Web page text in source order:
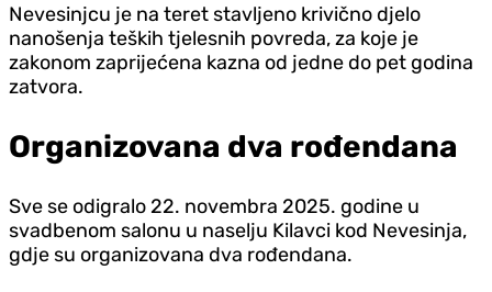
Nevesinjcu je na teret stavljeno krivično djelo
nanošenja teških tjelesnih povreda, za koje je
zakonom zaprijećena kazna od jedne do pet godina
zatvora.
Organizovana dva rođendana
Sve se odigralo 22. novembra 2025. godine u
svadbenom salonu u naselju Kilavci kod Nevesinja,
gdje su organizovana dva rođendana.